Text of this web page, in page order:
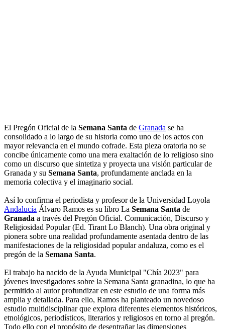
El Pregón Oficial de la Semana Santa de Granada se ha
consolidado a lo largo de su historia como uno de los actos con
mayor relevancia en el mundo cofrade. Esta pieza oratoria no se
concibe únicamente como una mera exaltación de lo religioso sino
como un discurso que sintetiza y proyecta una visión particular de
Granada y su Semana Santa, profundamente anclada en la
memoria colectiva y el imaginario social.
Así lo confirma el periodista y profesor de la Universidad Loyola
Andalucía Álvaro Ramos es su libro La Semana Santa de
Granada a través del Pregón Oficial. Comunicación, Discurso y
Religiosidad Popular (Ed. Tirant Lo Blanch). Una obra original y
pionera sobre una realidad profundamente asentada dentro de las
manifestaciones de la religiosidad popular andaluza, como es el
pregón de la Semana Santa.
El trabajo ha nacido de la Ayuda Municipal "Chía 2023" para
jóvenes investigadores sobre la Semana Santa granadina, lo que ha
permitido al autor profundizar en este estudio de una forma más
amplia y detallada. Para ello, Ramos ha planteado un novedoso
estudio multidisciplinar que explora diferentes elementos históricos,
etnológicos, periodísticos, literarios y religiosos en torno al pregón.
Todo ello con el propósito de desentrañar las dimensiones